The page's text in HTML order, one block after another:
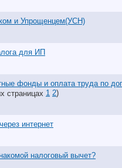
и Упрощенцем(УСН)
для ИП
фонды и оплата труда по
1 2)
интернет
налоговый вычет?